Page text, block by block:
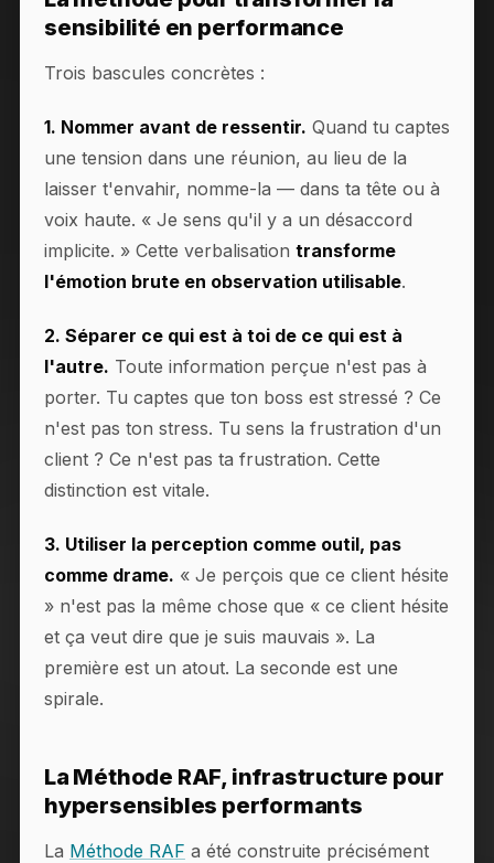
sensibilité en performance
Trois bascules concrètes :
1. Nommer avant de ressentir. Quand tu captes
une tension dans une réunion, au lieu de la
laisser t'envahir, nomme-la — dans ta tête ou à
voix haute. « Je sens qu'il y a un désaccord
implicite. » Cette verbalisation transforme
l'émotion brute en observation utilisable.
2. Séparer ce qui est à toi de ce qui est à
l'autre. Toute information perçue n'est pas à
porter. Tu captes que ton boss est stressé ? Ce
n'est pas ton stress. Tu sens la frustration d'un
client ? Ce n'est pas ta frustration. Cette
distinction est vitale.
3. Utiliser la perception comme outil, pas
comme drame. « Je perçois que ce client hésite
» n'est pas la même chose que « ce client hésite
et ça veut dire que je suis mauvais ». La
première est un atout. La seconde est une
spirale.
La Méthode RAF, infrastructure pour
hypersensibles performants
La Méthode RAF a été construite précisément